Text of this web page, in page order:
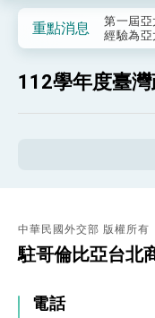
重點消息
第一屆
經驗為
及「台灣
世界展現
總統出
總統與
台美貿易
性突破
升級 籲
112學年度臺
中華民國外交部 版權所有
駐哥倫比亞台北
電話